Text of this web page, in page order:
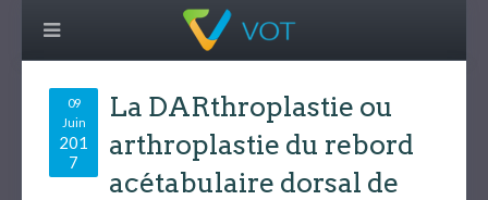
09
Juin
201
7
La DARthroplastie ou
arthroplastie du rebord
acétabulaire dorsal de